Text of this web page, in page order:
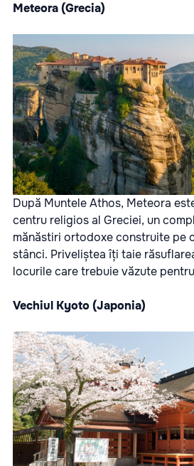
Meteora (Grecia)
După Muntele Athos, Meteora
centru religios al Greciei, un
mănăstiri ortodoxe construite pe
stânci. Priveliștea îți taie
locurile care trebuie văzute
Vechiul Kyoto (Japonia)